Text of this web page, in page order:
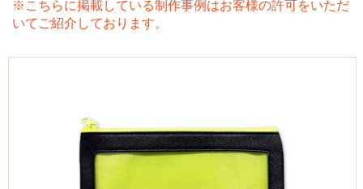
※こちらに掲載している制作事例はお客様の許可をいただ
いてご紹介しております。